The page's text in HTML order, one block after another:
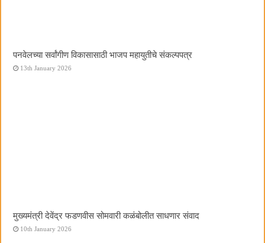
पनवेलच्या सर्वांगीण विकासासाठी भाजप महायुतीचे संकल्पपत्र
13th January 2026
मुख्यमंत्री देवेंद्र फडणवीस सोमवारी कळंबोलीत साधणार संवाद
10th January 2026